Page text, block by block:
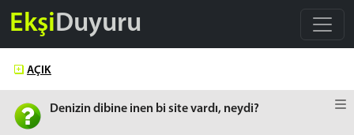
EkşiDuyuru
AÇIK
Denizin dibine inen bi site vardı, neydi?